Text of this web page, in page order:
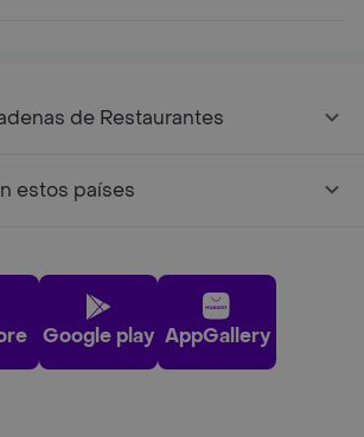
de Restaurantes
estos países
Google play AppGallery